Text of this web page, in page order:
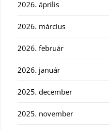
2026. április
2026. március
2026. február
2026. január
2025. december
2025. november